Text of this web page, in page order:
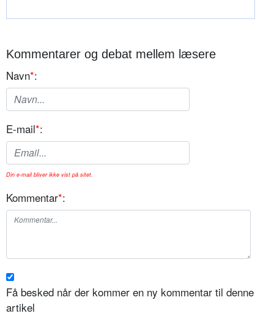
Kommentarer og debat mellem læsere
Navn*:
E-mail*:
Din e-mail bliver ikke vist på sitet.
Kommentar*:
Få besked når der kommer en ny kommentar til denne
artikel